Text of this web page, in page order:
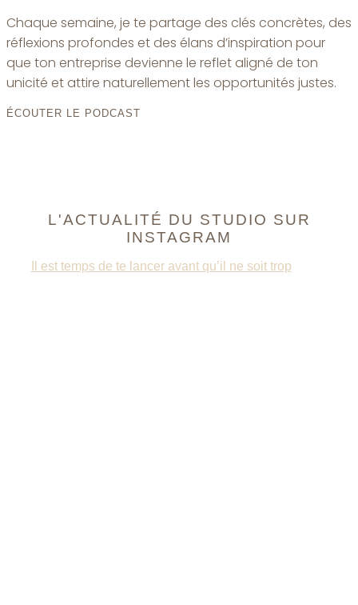
Chaque semaine, je te partage des clés concrètes, des
réflexions profondes et des élans d’inspiration pour
que ton entreprise devienne le reflet aligné de ton
unicité et attire naturellement les opportunités justes.
ÉCOUTER LE PODCAST
L'ACTUALITÉ DU STUDIO SUR
INSTAGRAM
Il est temps de te lancer avant qu’il ne soit trop